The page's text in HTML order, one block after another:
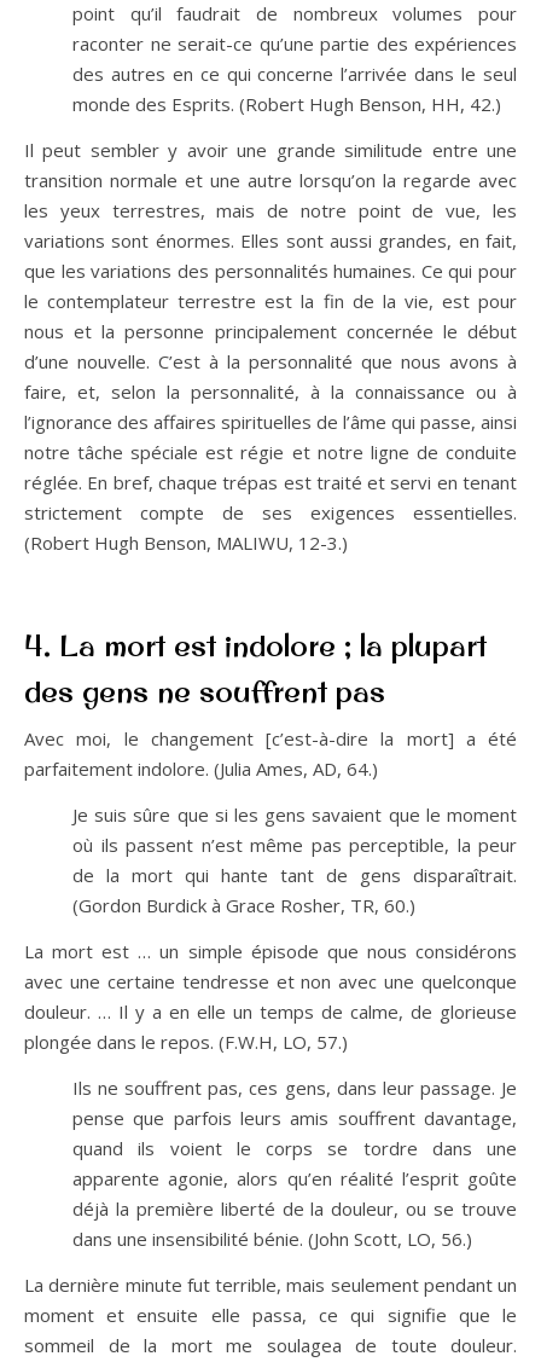
point qu’il faudrait de nombreux volumes pour
raconter ne serait-ce qu’une partie des expériences
des autres en ce qui concerne l’arrivée dans le seul
monde des Esprits. (Robert Hugh Benson, HH, 42.)
Il peut sembler y avoir une grande similitude entre une
transition normale et une autre lorsqu’on la regarde avec
les yeux terrestres, mais de notre point de vue, les
variations sont énormes. Elles sont aussi grandes, en fait,
que les variations des personnalités humaines. Ce qui pour
le contemplateur terrestre est la fin de la vie, est pour
nous et la personne principalement concernée le début
d’une nouvelle. C’est à la personnalité que nous avons à
faire, et, selon la personnalité, à la connaissance ou à
l’ignorance des affaires spirituelles de l’âme qui passe, ainsi
notre tâche spéciale est régie et notre ligne de conduite
réglée. En bref, chaque trépas est traité et servi en tenant
strictement compte de ses exigences essentielles.
(Robert Hugh Benson, MALIWU, 12-3.)
4. La mort est indolore ; la plupart
des gens ne souffrent pas
Avec moi, le changement [c’est-à-dire la mort] a été
parfaitement indolore. (Julia Ames, AD, 64.)
Je suis sûre que si les gens savaient que le moment
où ils passent n’est même pas perceptible, la peur
de la mort qui hante tant de gens disparaîtrait.
(Gordon Burdick à Grace Rosher, TR, 60.)
La mort est … un simple épisode que nous considérons
avec une certaine tendresse et non avec une quelconque
douleur. … Il y a en elle un temps de calme, de glorieuse
plongée dans le repos. (F.W.H, LO, 57.)
Ils ne souffrent pas, ces gens, dans leur passage. Je
pense que parfois leurs amis souffrent davantage,
quand ils voient le corps se tordre dans une
apparente agonie, alors qu’en réalité l’esprit goûte
déjà la première liberté de la douleur, ou se trouve
dans une insensibilité bénie. (John Scott, LO, 56.)
La dernière minute fut terrible, mais seulement pendant un
moment et ensuite elle passa, ce qui signifie que le
sommeil de la mort me soulagea de toute douleur.